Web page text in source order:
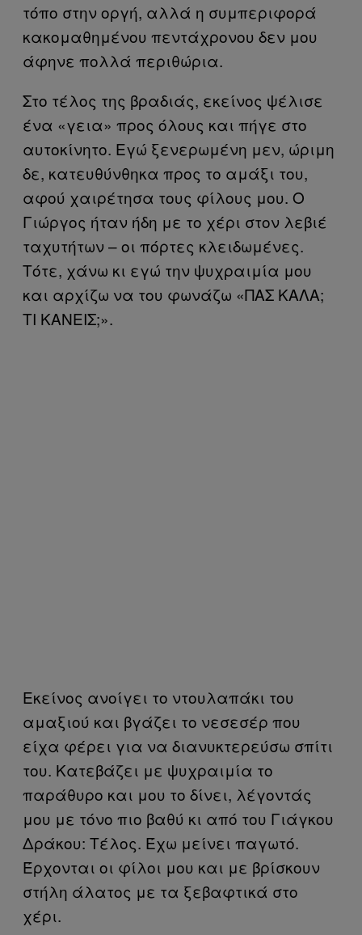
τόπο στην οργή, αλλά η συμπεριφορά
κακομαθημένου πεντάχρονου δεν μου
άφηνε πολλά περιθώρια.
Στο τέλος της βραδιάς, εκείνος ψέλισε
ένα «γεια» προς όλους και πήγε στο
αυτοκίνητο. Εγώ ξενερωμένη μεν, ώριμη
δε, κατευθύνθηκα προς το αμάξι του,
αφού χαιρέτησα τους φίλους μου. Ο
Γιώργος ήταν ήδη με το χέρι στον λεβιέ
ταχυτήτων – οι πόρτες κλειδωμένες.
Τότε, χάνω κι εγώ την ψυχραιμία μου
και αρχίζω να του φωνάζω «ΠΑΣ ΚΑΛΑ;
ΤΙ ΚΑΝΕΙΣ;».
Εκείνος ανοίγει το ντουλαπάκι του
αμαξιού και βγάζει το νεσεσέρ που
είχα φέρει για να διανυκτερεύσω σπίτι
του. Κατεβάζει με ψυχραιμία το
παράθυρο και μου το δίνει, λέγοντάς
μου με τόνο πιο βαθύ κι από του Γιάγκου
Δράκου: Τέλος. Έχω μείνει παγωτό.
Έρχονται οι φίλοι μου και με βρίσκουν
στήλη άλατος με τα ξεβαφτικά στο
χέρι.